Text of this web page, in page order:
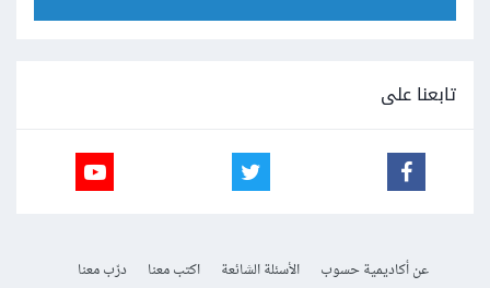
تابعنا على
عن أكاديمية حسوب الأسئلة الشائعة اكتب معنا
درّب معنا